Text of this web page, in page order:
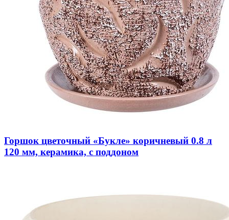
Горшок цветочный «Букле» коричневый 0.8 л
120 мм, керамика, с поддоном